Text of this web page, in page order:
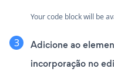
Your code block will be
Adicione ao
incorporação no